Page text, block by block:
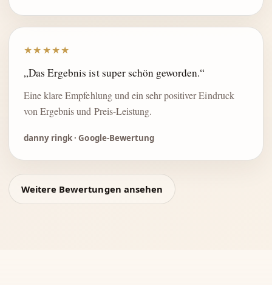
★★★★★
„Das Ergebnis ist super schön geworden.“
Eine klare Empfehlung und ein sehr positiver Eindruck
von Ergebnis und Preis-Leistung.
danny ringk · Google-Bewertung
Weitere Bewertungen ansehen